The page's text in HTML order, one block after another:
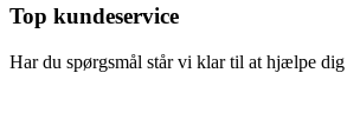
Top kundeservice
Har du spørgsmål står vi klar til at hjælpe dig